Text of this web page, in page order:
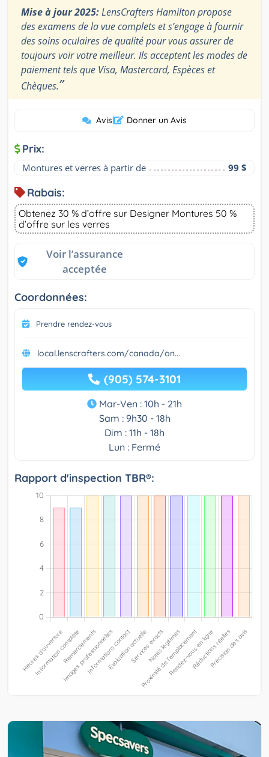
Mise à jour 2025:LensCrafters Hamilton propose
des examens de la vue complets et s’engage à fournir
des soins oculaires de qualité pour vous assurer de
toujours voir votre meilleur. Ils acceptent les modes de
paiement tels que Visa, Mastercard, Espèces et
Chèques.”
Avis| Donner un Avis
Prix:
Montures et verres à partir de 99 $
Rabais:
Obtenez 30 % d’offre sur Designer Montures 50 %
d’offre sur les verres
Voir l’assurance
acceptée
Coordonnées:
Prendre rendez-vous
local.lenscrafters.com/canada/on...
(905) 574-3101
Mar-Ven : 10h - 21h
Sam : 9h30 - 18h
Dim : 11h - 18h
Lun : Fermé
Rapport d'inspection TBR®: